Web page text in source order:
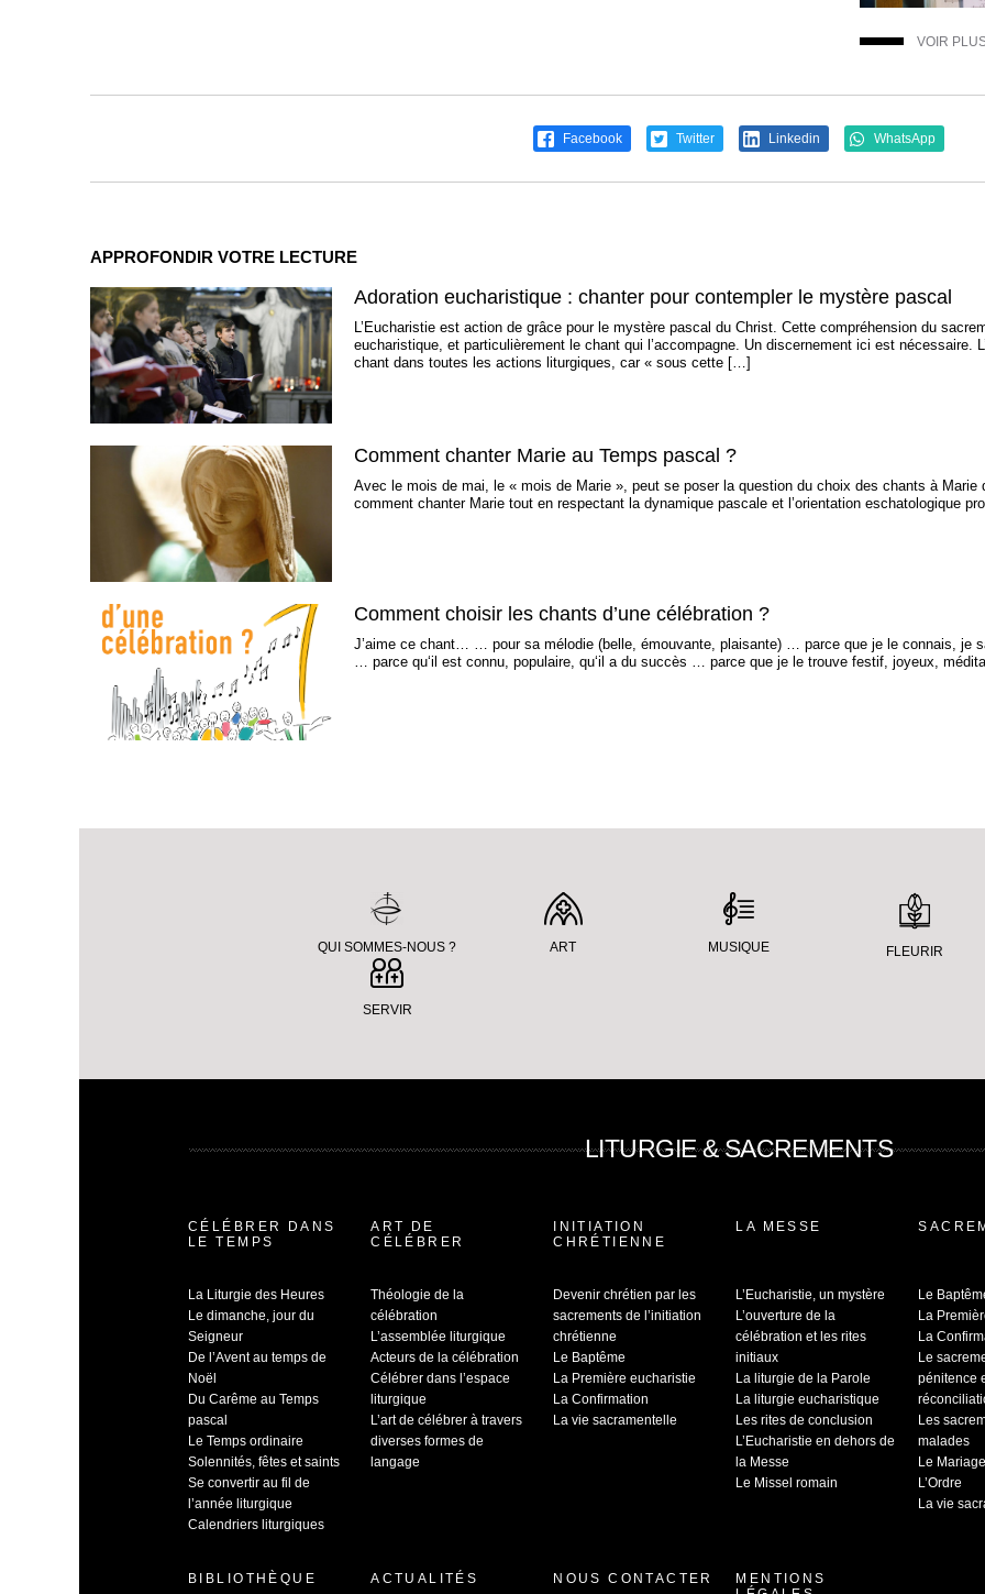
VOIR
Facebook Twitter Linkedin WhatsApp
APPROFONDIR VOTRE LECTURE
Adoration eucharistique : chanter pour contempler le mystère pascal
L’Eucharistie est action de grâce pour le mystère pascal du Christ. Cette compréhension du
eucharistique, et particulièrement le chant qui l’accompagne. Un discernement ici est nécessaire.
chant dans toutes les actions liturgiques, car « sous cette […]
Comment chanter Marie au Temps pascal ?
Avec le mois de mai, le « mois de Marie », peut se poser la question du choix des chants à
comment chanter Marie tout en respectant la dynamique pascale et l’orientation eschatologique
Comment choisir les chants d’une célébration ?
J’aime ce chant… … pour sa mélodie (belle, émouvante, plaisante) … parce que je le connais, je
… parce qu‘il est connu, populaire, qu‘il a du succès … parce que je le trouve festif, joyeux,
QUI SOMMES-NOUS ? ART MUSIQUE FLEURIR
SERVIR
LITURGIE & SACREMENTS
CÉLÉBRER DANS
LE TEMPS
La Liturgie des Heures
Le dimanche, jour du
Seigneur
De l’Avent au temps de
Noël
Du Carême au Temps
pascal
Le Temps ordinaire
Solennités, fêtes et saints
Se convertir au fil de
l’année liturgique
Calendriers liturgiques
ART DE
CÉLÉBRER
Théologie de la
célébration
L’assemblée liturgique
Acteurs de la célébration
Célébrer dans l’espace
liturgique
L’art de célébrer à travers
diverses formes de
langage
INITIATION
CHRÉTIENNE
Devenir chrétien par les
sacrements de l’initiation
chrétienne
Le Baptême
La Première eucharistie
La Confirmation
La vie sacramentelle
LA MESSE
L’Eucharistie, un mystère
L’ouverture de la
célébration et les rites
initiaux
La liturgie de la Parole
La liturgie eucharistique
Les rites de conclusion
L’Eucharistie en dehors de
la Messe
Le Missel romain
Le
La
La
Le
pénitence
Les
malades
Le Mariage
L’Ordre
La vie
BIBLIOTHÈQUE ACTUALITÉS NOUS CONTACTER
MENTIONS